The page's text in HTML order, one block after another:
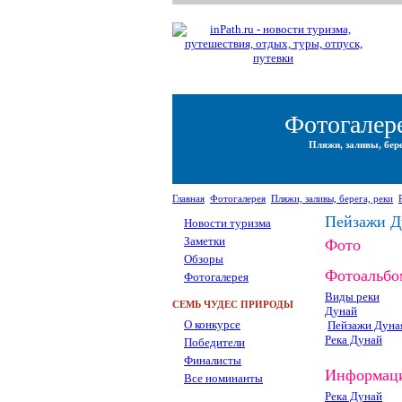
Пляжи, заливы,
Главная Фотогалерея Пляжи, заливы, берега, реки
Новости туризма
Заметки
Обзоры
Фотогалерея
СЕМЬ ЧУДЕС ПРИРОДЫ
О конкурсе
Победители
Финалисты
Все номинанты
Пейзажи
Фото
Виды реки
Дунай
Пейзажи
Река Дунай
Река Дунай